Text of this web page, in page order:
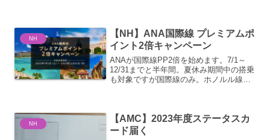
NH
【NH】ANA国際線 プレミアムポ
イント2倍キャンペーン
ANAが国際線PP2倍を始めます。7/1～
12/31までと半年間。夏休み期間中の搭乗
も対象ですが国際線のみ。ホノルル線ボ
で、海外発...
NH
【AMC】2023年度ステータスカ
ード届く